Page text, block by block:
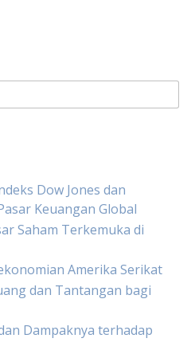
Dow Jones dan
Keuangan Global
Saham Terkemuka di
Amerika Serikat
dan Tantangan bagi
Dampaknya terhadap